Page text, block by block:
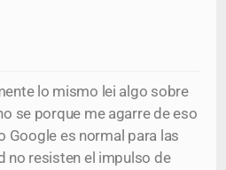
lo mismo lei algo sobre
se porque me agarre de eso
Google es normal para las
no resisten el impulso de